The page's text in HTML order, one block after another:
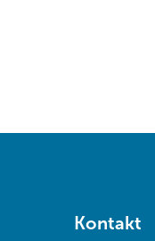
Kontakt